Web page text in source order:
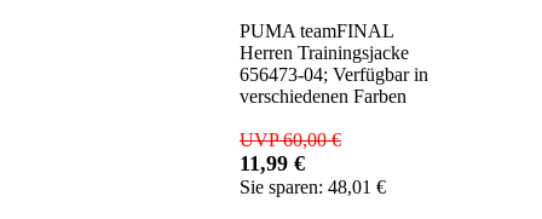
PUMA teamFINAL
Herren Trainingsjacke
656473-04; Verfügbar in
verschiedenen Farben
UVP 60,00 €
11,99 €
Sie sparen: 48,01 €